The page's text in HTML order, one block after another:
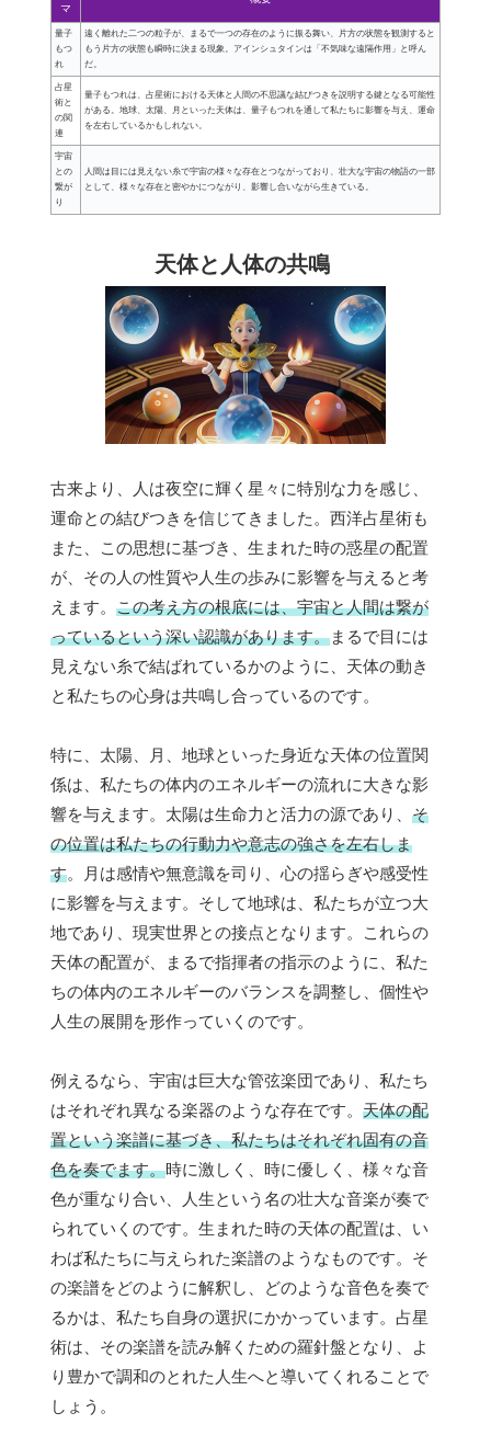
マ
量子
もつ
れ
遠く離れた二つの粒子が、まるで一つの存在のように振る舞い、片方の状態を観測すると
もう片方の状態も瞬時に決まる現象。アインシュタインは「不気味な遠隔作用」と呼ん
だ。
占星
術と
の関
連
量子もつれは、占星術における天体と人間の不思議な結びつきを説明する鍵となる可能性
がある。地球、太陽、月といった天体は、量子もつれを通して私たちに影響を与え、運命
を左右しているかもしれない。
宇宙
との
繋が
り
人間は目には見えない糸で宇宙の様々な存在とつながっており、壮大な宇宙の物語の一部
として、様々な存在と密やかにつながり、影響し合いながら生きている。
天体と人体の共鳴
古来より、人は夜空に輝く星々に特別な力を感じ、
運命との結びつきを信じてきました。西洋占星術も
また、この思想に基づき、生まれた時の惑星の配置
が、その人の性質や人生の歩みに影響を与えると考
えます。 この考え方の根底には、宇宙と人間は繋が
っているという深い認識があります。まるで目には
見えない糸で結ばれているかのように、天体の動き
と私たちの心身は共鳴し合っているのです。
特に、太陽、月、地球といった身近な天体の位置関
係は、私たちの体内のエネルギーの流れに大きな影
響を与えます。太陽は生命力と活力の源であり、 そ
の位置は私たちの行動力や意志の強さを左右しま
す。月は感情や無意識を司り、心の揺らぎや感受性
に影響を与えます。そして地球は、私たちが立つ大
地であり、現実世界との接点となります。これらの
天体の配置が、まるで指揮者の指示のように、私た
ちの体内のエネルギーのバランスを調整し、個性や
人生の展開を形作っていくのです。
例えるなら、宇宙は巨大な管弦楽団であり、私たち
はそれぞれ異なる楽器のような存在です。 天体の配
置という楽譜に基づき、私たちはそれぞれ固有の音
色を奏でます。時に激しく、時に優しく、様々な音
色が重なり合い、人生という名の壮大な音楽が奏で
られていくのです。生まれた時の天体の配置は、い
わば私たちに与えられた楽譜のようなものです。そ
の楽譜をどのように解釈し、どのような音色を奏で
るかは、私たち自身の選択にかかっています。占星
術は、その楽譜を読み解くための羅針盤となり、よ
り豊かで調和のとれた人生へと導いてくれることで
しょう。